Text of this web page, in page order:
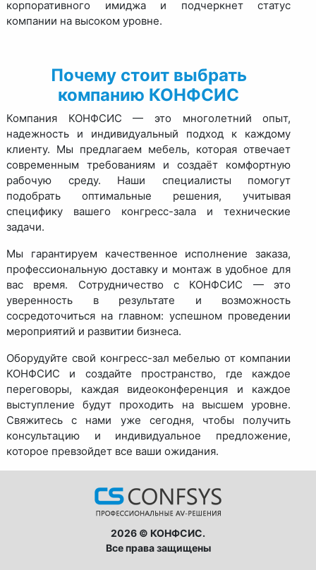
корпоративного имиджа и подчеркнет статус
компании на высоком уровне.
Почему стоит выбрать
компанию КОНФСИС
Компания КОНФСИС — это многолетний опыт,
надежность и индивидуальный подход к каждому
клиенту. Мы предлагаем мебель, которая отвечает
современным требованиям и создаёт комфортную
рабочую среду. Наши специалисты помогут
подобрать оптимальные решения, учитывая
специфику вашего конгресс-зала и технические
задачи.
Мы гарантируем качественное исполнение заказа,
профессиональную доставку и монтаж в удобное для
вас время. Сотрудничество с КОНФСИС — это
уверенность в результате и возможность
сосредоточиться на главном: успешном проведении
мероприятий и развитии бизнеса.
Оборудуйте свой конгресс-зал мебелью от компании
КОНФСИС и создайте пространство, где каждое
переговоры, каждая видеоконференция и каждое
выступление будут проходить на высшем уровне.
Свяжитесь с нами уже сегодня, чтобы получить
консультацию и индивидуальное предложение,
которое превзойдет все ваши ожидания.
2026 © КОНФСИС.
Все права защищены